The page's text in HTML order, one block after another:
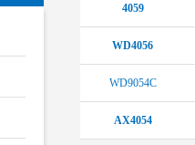
4059
WD4056
WD9054C
AX4054